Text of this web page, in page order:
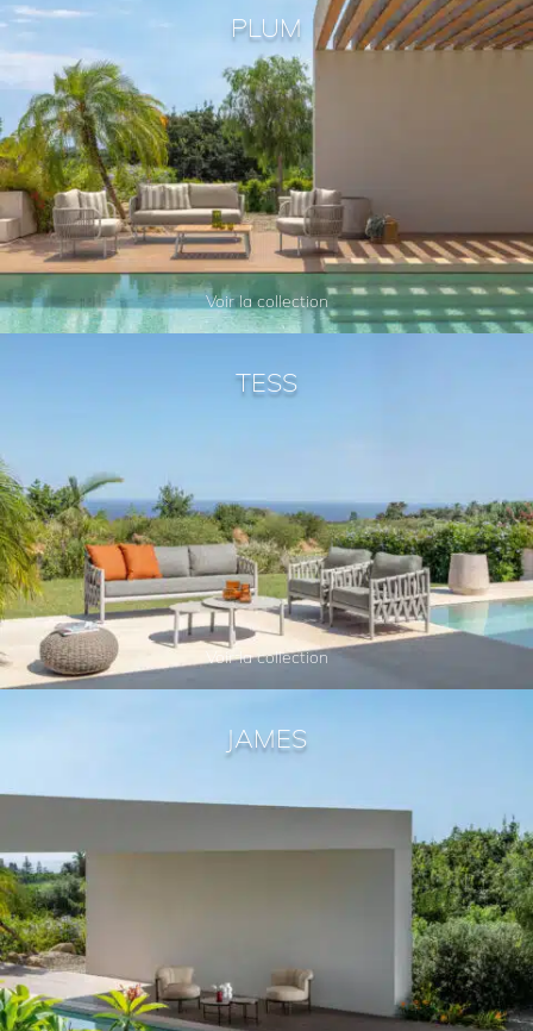
PLUM
Voir la collection
TESS
Voir la collection
JAMES